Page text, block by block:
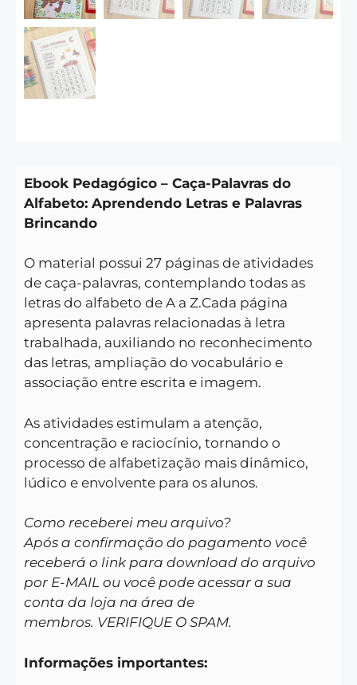
Ebook Pedagógico – Caça-Palavras do
Alfabeto: Aprendendo Letras e Palavras
Brincando
O material possui 27 páginas de atividades
de caça-palavras, contemplando todas as
letras do alfabeto de A a Z.Cada página
apresenta palavras relacionadas à letra
trabalhada, auxiliando no reconhecimento
das letras, ampliação do vocabulário e
associação entre escrita e imagem.
As atividades estimulam a atenção,
concentração e raciocínio, tornando o
processo de alfabetização mais dinâmico,
lúdico e envolvente para os alunos.
Como receberei meu arquivo?
Após a confirmação do pagamento você
receberá o link para download do arquivo
por E-MAIL ou você pode acessar a sua
conta da loja na área de
membros. VERIFIQUE O SPAM.
Informações importantes: